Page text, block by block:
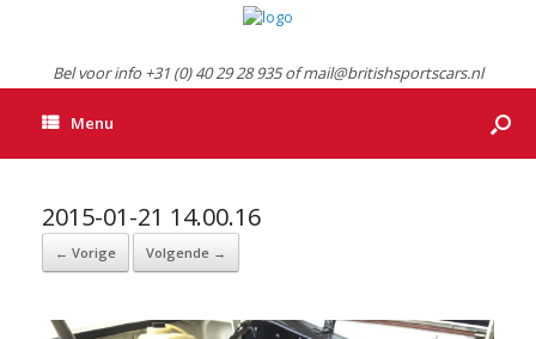
Bel voor info +31 (0) 40 29 28 935 of mail@britishsportscars.nl
Menu
2015-01-21 14.00.16
← Vorige Volgende →